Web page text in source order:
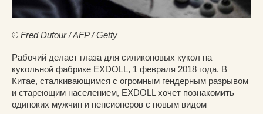
© Fred Dufour / AFP / Getty
Рабочий делает глаза для силиконовых кукол на
кукольной фабрике EXDOLL, 1 февраля 2018 года. В
Китае, сталкивающимся с огромным гендерным разрывом
и стареющим населением, EXDOLL хочет познакомить
одиноких мужчин и пенсионеров с новым видом